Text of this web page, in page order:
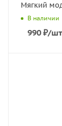
Мягкий
В наличии
990 ₽/шт